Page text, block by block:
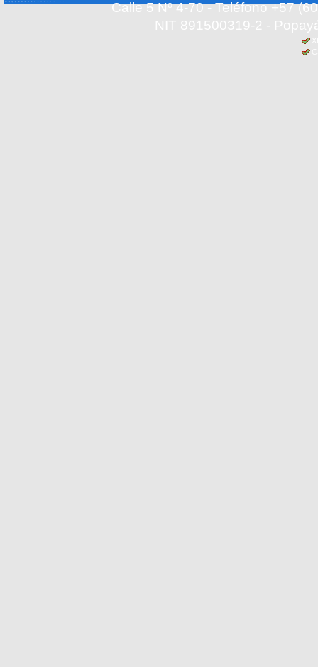
Calle 5 Nº 4-70 - Teléfono +57
NIT 891500319-2 -